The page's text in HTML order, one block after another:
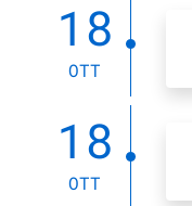
18
OTT
18
OTT